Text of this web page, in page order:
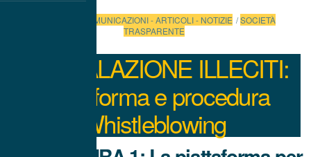
COMUNICAZIONI - ARTICOLI - NOTIZIE /SOCIETÀ
TRASPARENTE
SEGNALAZIONE ILLECITI:
Piattaforma e procedura
Whistleblowing